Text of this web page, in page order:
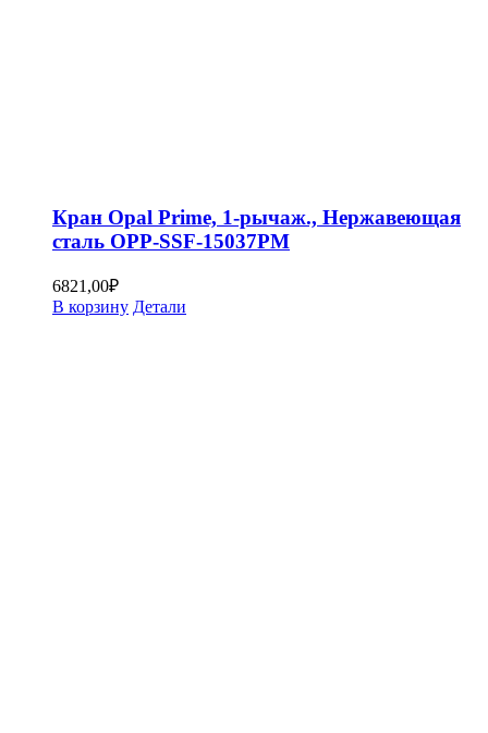
Кран Opal Prime, 1-рычаж., Нержавеющая
сталь OPP-SSF-15037PM
6821,00₽
В корзину Детали